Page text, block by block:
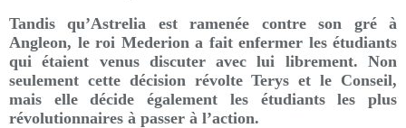
Tandis qu’Astrelia est ramenée contre son gré à
Angleon, le roi Mederion a fait enfermer les étudiants
qui étaient venus discuter avec lui librement. Non
seulement cette décision révolte Terys et le Conseil,
mais elle décide également les étudiants les plus
révolutionnaires à passer à l’action.